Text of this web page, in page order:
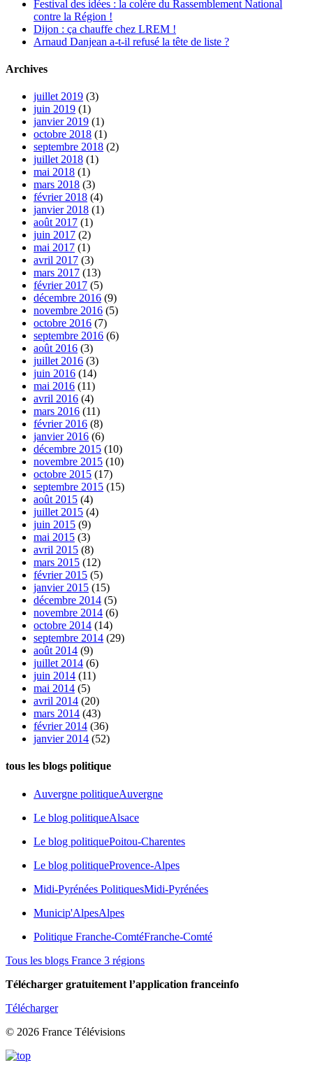
Festival des idées : la colère du Rassemblement National
contre la Région !
Dijon : ça chauffe chez LREM !
Arnaud Danjean a-t-il refusé la tête de liste ?
Archives
juillet 2019 (3)
juin 2019 (1)
janvier 2019 (1)
octobre 2018 (1)
septembre 2018 (2)
juillet 2018 (1)
mai 2018 (1)
mars 2018 (3)
février 2018 (4)
janvier 2018 (1)
août 2017 (1)
juin 2017 (2)
mai 2017 (1)
avril 2017 (3)
mars 2017 (13)
février 2017 (5)
décembre 2016 (9)
novembre 2016 (5)
octobre 2016 (7)
septembre 2016 (6)
août 2016 (3)
juillet 2016 (3)
juin 2016 (14)
mai 2016 (11)
avril 2016 (4)
mars 2016 (11)
février 2016 (8)
janvier 2016 (6)
décembre 2015 (10)
novembre 2015 (10)
octobre 2015 (17)
septembre 2015 (15)
août 2015 (4)
juillet 2015 (4)
juin 2015 (9)
mai 2015 (3)
avril 2015 (8)
mars 2015 (12)
février 2015 (5)
janvier 2015 (15)
décembre 2014 (5)
novembre 2014 (6)
octobre 2014 (14)
septembre 2014 (29)
août 2014 (9)
juillet 2014 (6)
juin 2014 (11)
mai 2014 (5)
avril 2014 (20)
mars 2014 (43)
février 2014 (36)
janvier 2014 (52)
tous les blogs politique
Auvergne politiqueAuvergne
Le blog politiqueAlsace
Le blog politiquePoitou-Charentes
Le blog politiqueProvence-Alpes
Midi-Pyrénées PolitiquesMidi-Pyrénées
Municip'AlpesAlpes
Politique Franche-ComtéFranche-Comté
Tous les blogs France 3 régions
Télécharger gratuitement l’application franceinfo
Télécharger
© 2026 France Télévisions